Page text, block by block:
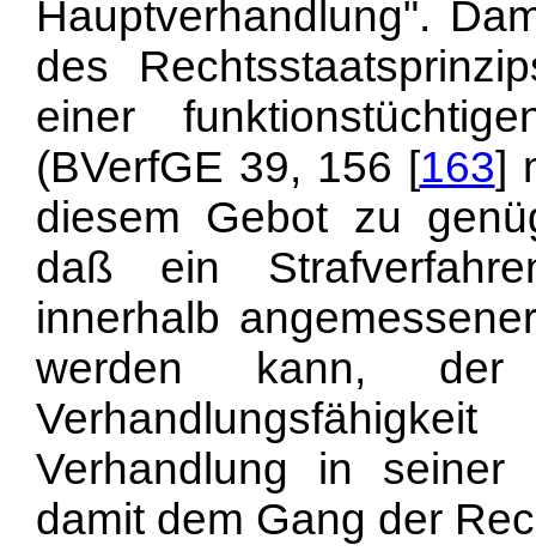
Hauptverhandlung".
des
einer
(BVerfGE 39, 156 [163]
diesem Gebot zu
daß ein
innerhalb
werden kann, der
Verhandlung in
damit dem Gang der